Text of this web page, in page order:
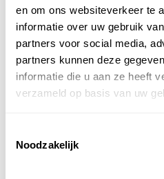
en om ons websiteverkeer te
informatie over uw gebruik
partners voor social media,
partners kunnen deze
informatie die u aan ze heeft
verzameld op basis van uw
Noodzakelijk
BEKIJK
Sawadee -
Groepsreis
Voor